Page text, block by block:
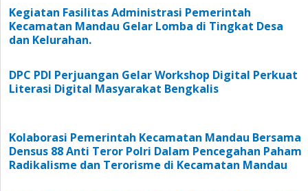
Kegiatan Fasilitas Administrasi Pemerintah
Kecamatan Mandau Gelar Lomba di Tingkat Desa
dan Kelurahan.
DPC PDI Perjuangan Gelar Workshop Digital Perkuat
Literasi Digital Masyarakat Bengkalis
Kolaborasi Pemerintah Kecamatan Mandau Bersama
Densus 88 Anti Teror Polri Dalam Pencegahan Paham
Radikalisme dan Terorisme di Kecamatan Mandau